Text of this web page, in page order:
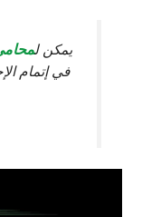
يمكن ل
في إتمام